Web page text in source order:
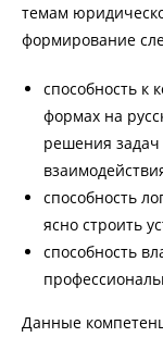
темам
формирование
способность к
формах на
решения задач
способность
ясно строить
способность
Данные